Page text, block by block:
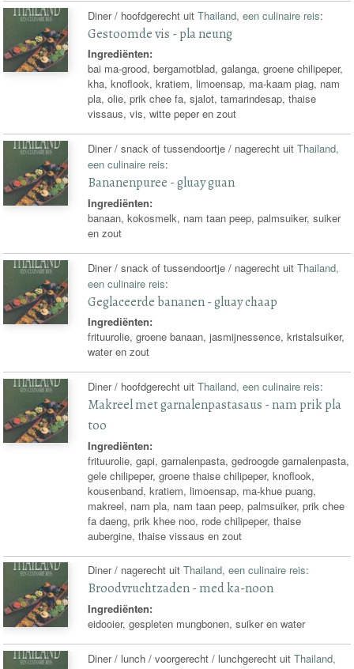
Diner / hoofdgerecht uitThailand, een culinaire reis:
Gestoomde vis - pla neung
Ingrediënten:
bai ma-grood, bergamotblad, galanga, groene chilipeper,
kha, knoflook, kratiem, limoensap, ma-kaam piag, nam
pla, olie, prik chee fa, sjalot, tamarindesap, thaise
vissaus, vis, witte peper en zout
Diner / snack of tussendoortje / nagerecht uitThailand,
een culinaire reis:
Bananenpuree - gluay guan
Ingrediënten:
banaan, kokosmelk, nam taan peep, palmsuiker, suiker
en zout
Diner / snack of tussendoortje / nagerecht uitThailand,
een culinaire reis:
Geglaceerde bananen - gluay chaap
Ingrediënten:
frituurolie, groene banaan, jasmijnessence, kristalsuiker,
water en zout
Diner / hoofdgerecht uitThailand, een culinaire reis:
Makreel met garnalenpastasaus - nam prik pla
too
Ingrediënten:
frituurolie, gapi, garnalenpasta, gedroogde garnalenpasta,
gele chilipeper, groene thaise chilipeper, knoflook,
kousenband, kratiem, limoensap, ma-khue puang,
makreel, nam pla, nam taan peep, palmsuiker, prik chee
fa daeng, prik khee noo, rode chilipeper, thaise
aubergine, thaise vissaus en zout
Diner / nagerecht uitThailand, een culinaire reis:
Broodvruchtzaden - med ka-noon
Ingrediënten:
eidooier, gespleten mungbonen, suiker en water
Diner / lunch / voorgerecht / lunchgerecht uitThailand,